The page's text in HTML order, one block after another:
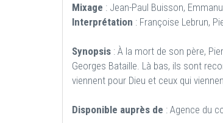
Mixage : Jean-Paul Buisson,
Interprétation : Françoise Lebrun,
Synopsis : À la mort de son père,
Georges Bataille. Là bas, ils sont
viennent pour Dieu et ceux qui
Disponible auprès de : Agence du